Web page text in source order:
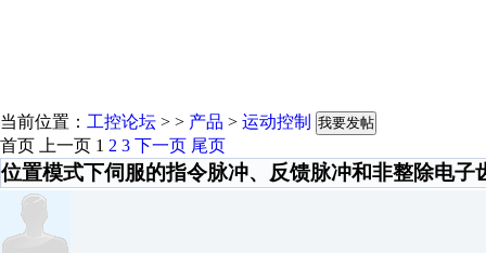
当前位置： 工控论坛 > > 产品 > 运动控制 我要发帖
首页 上一页 1 2 3 下一页 尾页
位置模式下伺服的指令脉冲、反馈脉冲和非整除电子